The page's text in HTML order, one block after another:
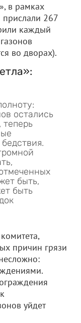
в рамках
прислали 267
каждый
во дворах).
остались
быть,
быть
причин грязи
уйдет